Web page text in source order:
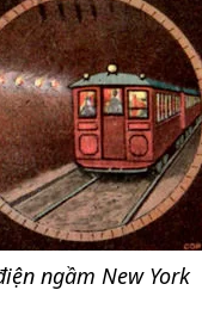
ngầm New York